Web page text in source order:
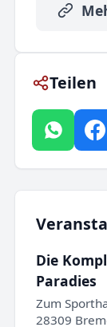
Teilen
Die
Paradies
Zum
28309